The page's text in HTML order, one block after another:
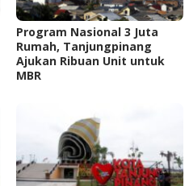
Program Nasional 3 Juta
Rumah, Tanjungpinang
Ajukan Ribuan Unit untuk
MBR